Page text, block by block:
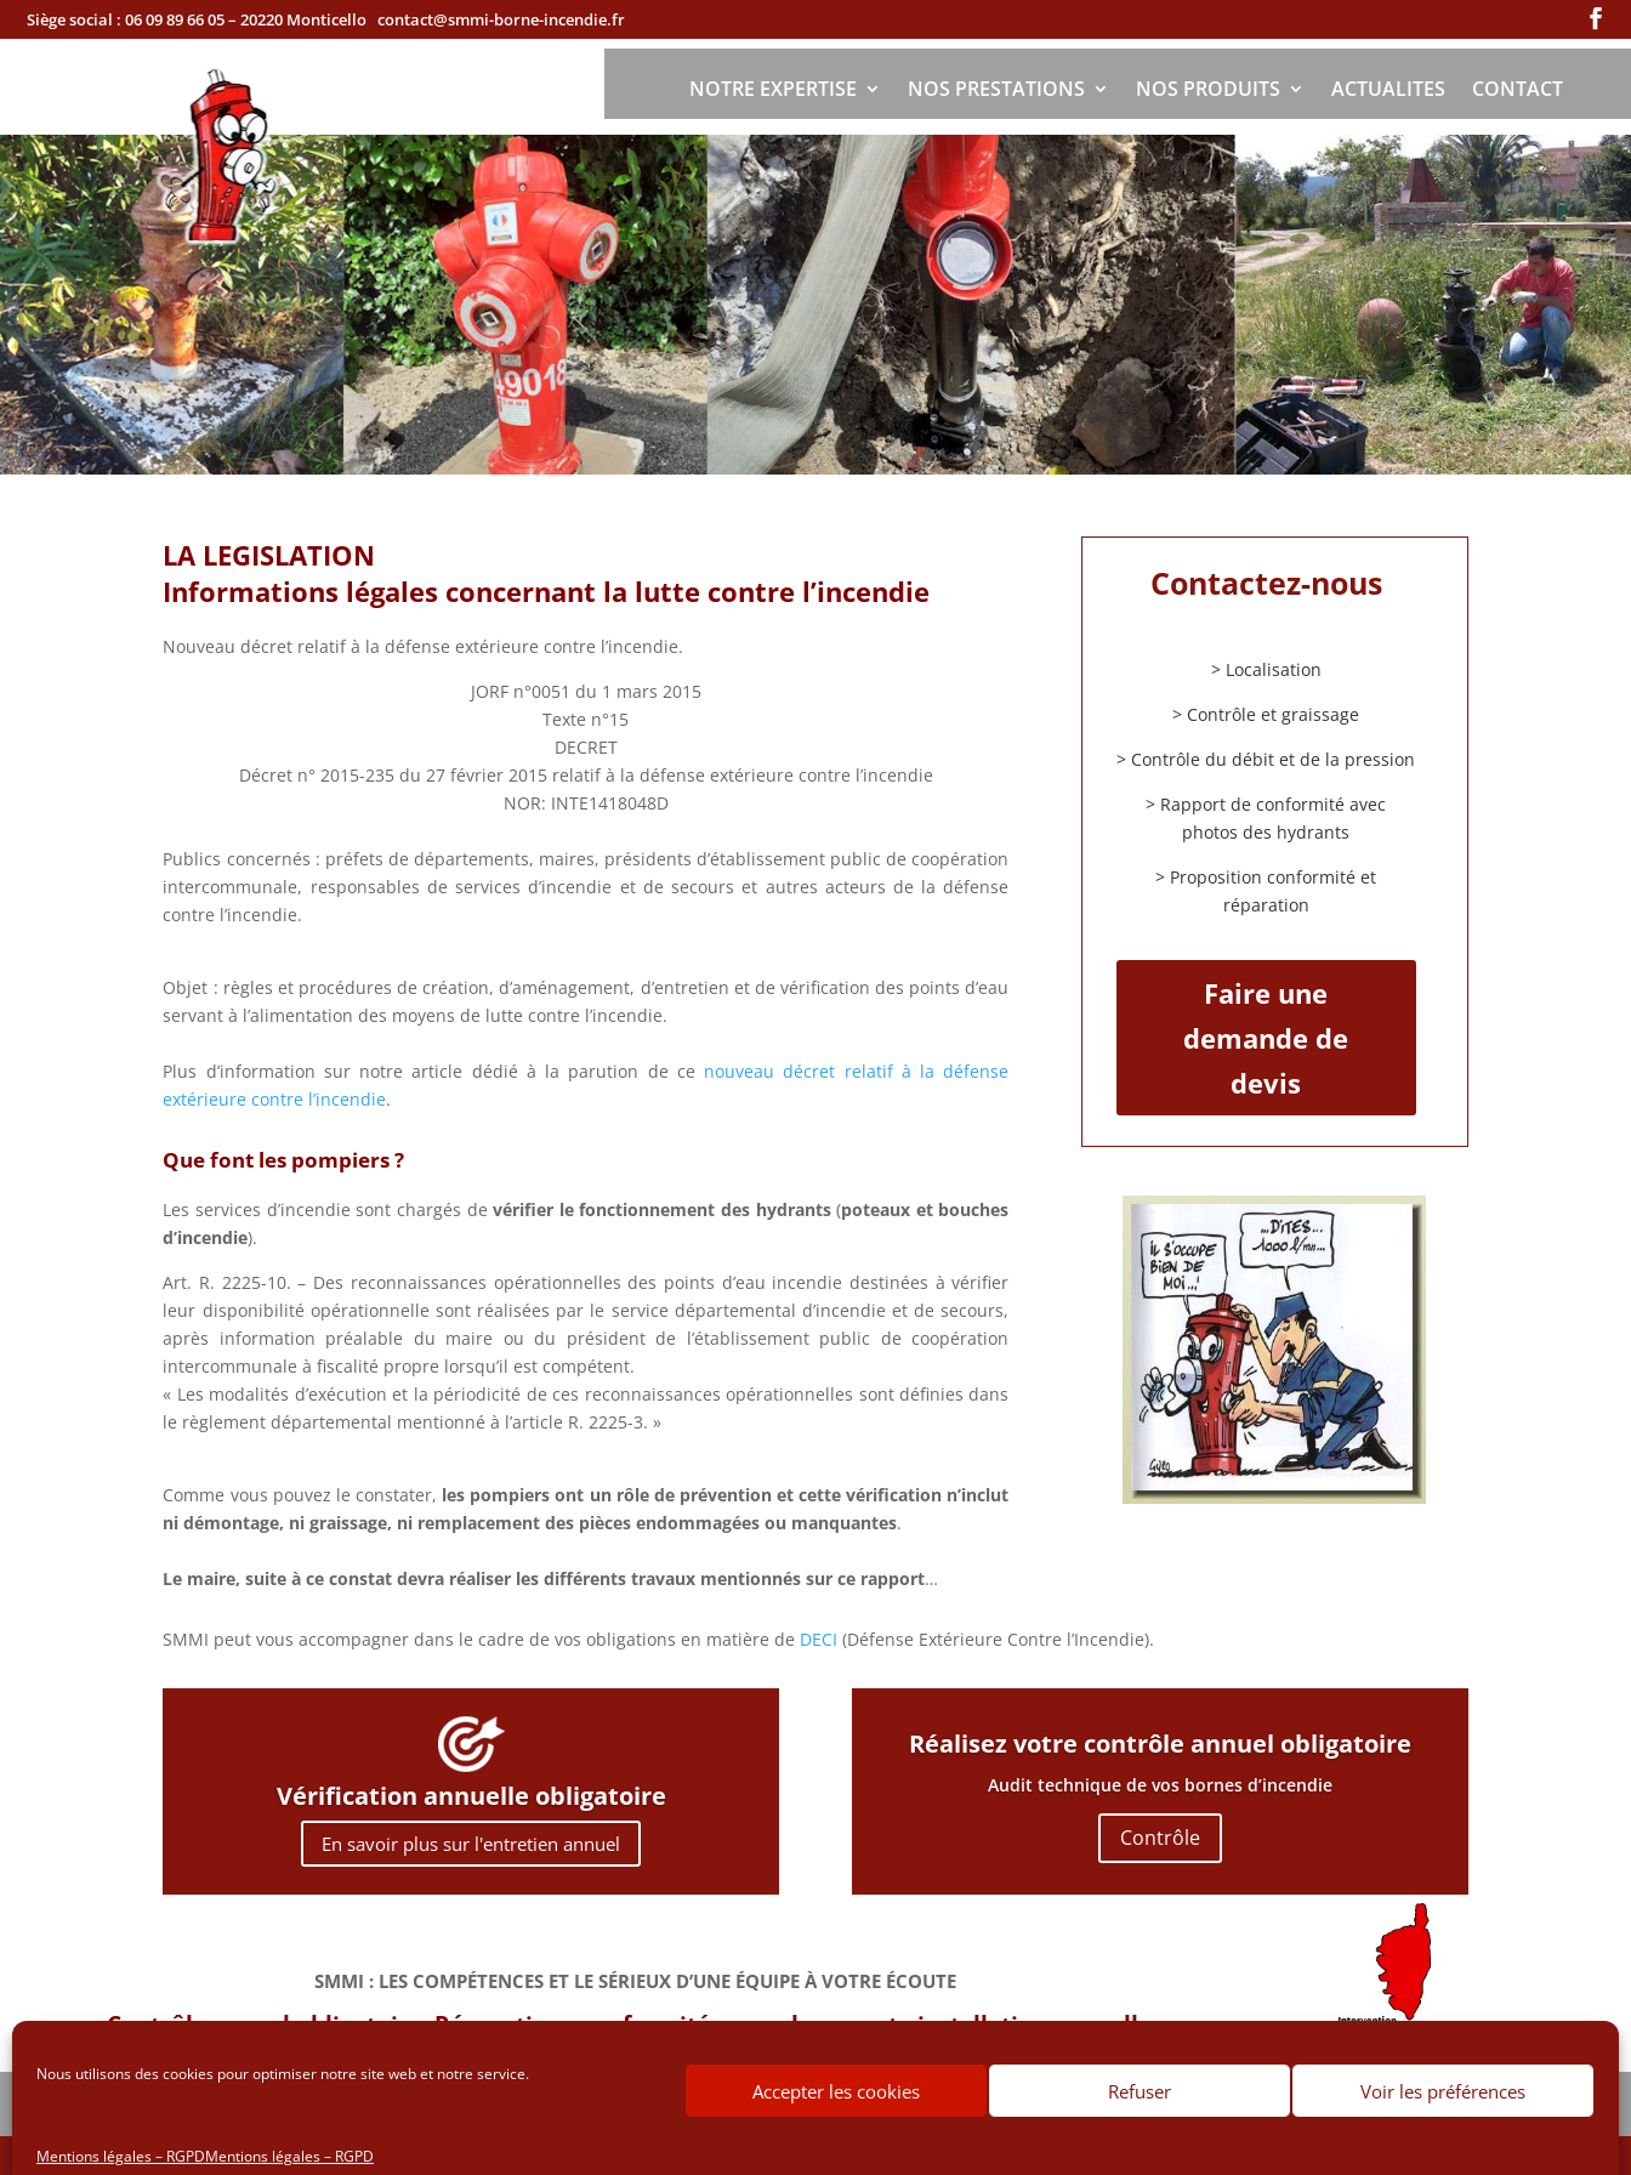
Nous utilisons des cookies pour optimiser notre site web et notre service.
Accepter les cookies Refuser Voir les préférences
Mentions légales – RGPDMentions légales – RGPD
Siège social : 06 09 89 66 05 – 20220 Monticello contact@smmi-borne-incendie.fr
NOTRE EXPERTISE NOS PRESTATIONS NOS PRODUITS ACTUALITES CONTACT
LA LEGISLATION
Informations légales concernant la lutte contre l’incendie
Nouveau décret relatif à la défense extérieure contre l’incendie.
JORF n°0051 du 1 mars 2015
Texte n°15
DECRET
Décret n° 2015-235 du 27 février 2015 relatif à la défense extérieure contre l’incendie
NOR: INTE1418048D
Publics concernés : préfets de départements, maires, présidents d’établissement public de coopération
intercommunale, responsables de services d’incendie et de secours et autres acteurs de la défense
contre l’incendie.
Objet : règles et procédures de création, d’aménagement, d’entretien et de vérification des points d’eau
servant à l’alimentation des moyens de lutte contre l’incendie.
Plus d’information sur notre article dédié à la parution de ce nouveau décret relatif à la défense
extérieure contre l’incendie.
Que font les pompiers ?
Contactez-nous
> Localisation
> Contrôle et graissage
> Contrôle du débit et de la pression
> Rapport de conformité avec
photos des hydrants
> Proposition conformité et
réparation
Faire une
demande de
devis
Les services d’incendie sont chargés devérifier le fonctionnement des hydrants(poteaux et bouches
d’incendie).
Art. R. 2225-10. – Des reconnaissances opérationnelles des points d’eau incendie destinées à vérifier
leur disponibilité opérationnelle sont réalisées par le service départemental d’incendie et de secours,
après information préalable du maire ou du président de l’établissement public de coopération
intercommunale à fiscalité propre lorsqu’il est compétent.
« Les modalités d’exécution et la périodicité de ces reconnaissances opérationnelles sont définies dans
le règlement départemental mentionné à l’article R. 2225-3. »
Comme vous pouvez le constater, les pompiers ont un rôle de prévention et cette vérification n’inclut
ni démontage, ni graissage, ni remplacement des pièces endommagées ou manquantes.
Le maire, suite à ce constat devra réaliser les différents travaux mentionnés sur ce rapport…
SMMI peut vous accompagner dans le cadre de vos obligations en matière de DECI (Défense Extérieure Contre l’Incendie).
Vérification annuelle obligatoire
En savoir plus sur l'entretien annuel
Réalisez votre contrôle annuel obligatoire
Audit technique de vos bornes d’incendie
Contrôle
SMMI : LES COMPÉTENCES ET LE SÉRIEUX D’UNE ÉQUIPE À VOTRE ÉCOUTE
Contrôle annuel obligatoire. Réparation - conformité - remplacement - installation nouvelle :
Site créé en 2020 parSitoptim